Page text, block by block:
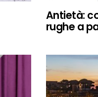
Antietà:
rughe a